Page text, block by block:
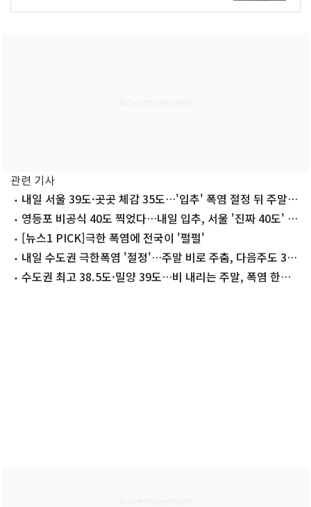
관련 기사
내일 서울 39도·곳곳 체감 35도…'입추' 폭염 절정 뒤 주말
소나기(종합)
영등포 비공식 40도 찍었다…내일 입추, 서울 '진짜 40도' 넘
나 [뉴스1 PICK]극한 폭염에 전국이 '펄펄'
내일 수도권 극한폭염 '절정'…주말 비로 주춤, 다음주도 36
도 '찜통'
수도권 최고 38.5도·밀양 39도…비 내리는 주말, 폭염 한풀